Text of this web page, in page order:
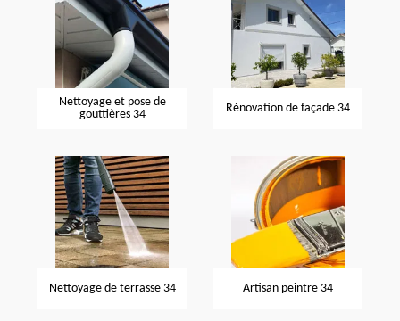
Nettoyage et pose de
gouttières 34
Rénovation de façade 34
Nettoyage de terrasse 34 Artisan peintre 34